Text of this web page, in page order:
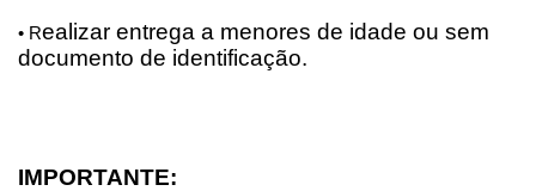
• Realizar entrega a menores de idade ou sem
documento de identificação.
IMPORTANTE: